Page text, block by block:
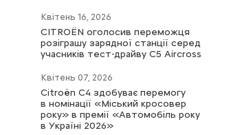
Квітень 16, 2026
CITROËN оголосив переможця
розіграшу зарядної станції серед
учасників тест-драйву C5 Aircross
Квітень 07, 2026
Citroën C4 здобуває перемогу
в номінації «Міський кросовер
року» в премії «Автомобіль року
в Україні 2026»